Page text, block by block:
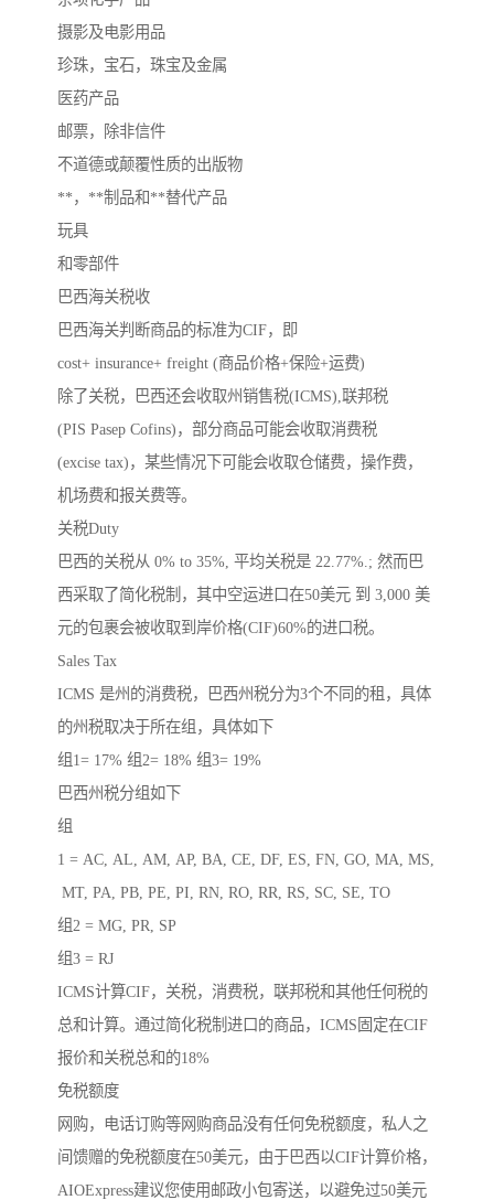
摄影及电影用品
珍珠，宝石，珠宝及金属
医药产品
邮票，除非信件
不道德或颠覆性质的出版物
**，**制品和**替代产品
玩具
和零部件
巴西海关税收
巴西海关判断商品的标准为CIF，即
cost+ insurance+ freight (商品价格+保险+运费)
除了关税，巴西还会收取州销售税(ICMS),联邦税
(PIS Pasep Cofins)，部分商品可能会收取消费税
(excise tax)，某些情况下可能会收取仓储费，操作费，
机场费和报关费等。
关税Duty
巴西的关税从 0% to 35%, 平均关税是 22.77%.; 然而巴
西采取了简化税制，其中空运进口在50美元 到 3,000 美
元的包裹会被收取到岸价格(CIF)60%的进口税。
Sales Tax
ICMS 是州的消费税，巴西州税分为3个不同的租，具体
的州税取决于所在组，具体如下
组1= 17% 组2= 18% 组3= 19%
巴西州税分组如下
组
1 = AC, AL, AM, AP, BA, CE, DF, ES, FN, GO, MA, MS,
MT, PA, PB, PE, PI, RN, RO, RR, RS, SC, SE, TO
组2 = MG, PR, SP
组3 = RJ
ICMS计算CIF，关税，消费税，联邦税和其他任何税的
总和计算。通过简化税制进口的商品，ICMS固定在CIF
报价和关税总和的18%
免税额度
网购，电话订购等网购商品没有任何免税额度，私人之
间馈赠的免税额度在50美元，由于巴西以CIF计算价格，
AIOExpress建议您使用邮政小包寄送，以避免过50美元